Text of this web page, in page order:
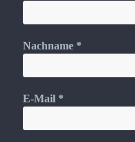
Nachname *
E-Mail *